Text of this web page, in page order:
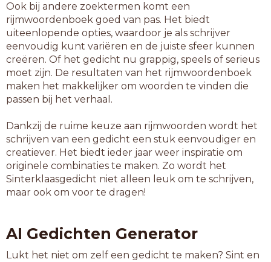
loonpeil
maalpeil
marszeil
neostijl
noodpeil
oliepeil
overzeil
puntvijl
raspvijl
rijstijl
spelpeil
stagzeil
tentzeil
vangzeil
zaagvijl
zoetvijl
Ook bij andere zoektermen komt een
rijmwoordenboek goed van pas. Het biedt
uiteenlopende opties, waardoor je als schrijver
eenvoudig kunt variëren en de juiste sfeer kunnen
creëren. Of het gedicht nu grappig, speels of serieus
moet zijn. De resultaten van het rijmwoordenboek
maken het makkelijker om woorden te vinden die
passen bij het verhaal.
Dankzij de ruime keuze aan rijmwoorden wordt het
schrijven van een gedicht een stuk eenvoudiger en
creatiever. Het biedt ieder jaar weer inspiratie om
originele combinaties te maken. Zo wordt het
Sinterklaasgedicht niet alleen leuk om te schrijven,
maar ook om voor te dragen!
AI Gedichten Generator
Lukt het niet om zelf een gedicht te maken? Sint en